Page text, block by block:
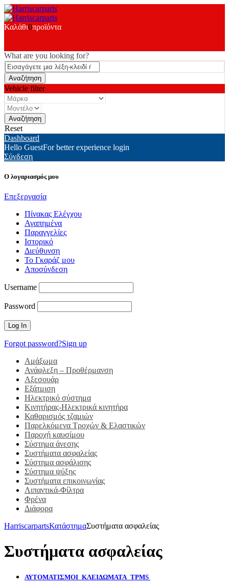
Καλάθι0προϊόντα
What are you looking for?
Vehicle filter
Reset
Dashboard
Hello GuestFor better experience login
Σύνδεση
Ο λογαριασμός μου
Επεξεργασία
Πίνακας Ελέγχου
Αγαπημένα
Παραγγελίες
Ιστορικό
Διεύθυνση
Το Γκαράζ μου
Αποσύνδεση
Username
Password
Forgot password?Sign up
Αμάξωμα
Ανάφλεξη – Προθέρμανση
Αξεσουάρ
Εξάτμιση
Ηλεκτρικό σύστημα
Κινητήρας-Ηλεκτρικά κινητήρα
Καθαρισμός τζαμιών
Παρελκόμενα Τροχών & Ελαστικών
Παροχή καυσίμου
Σύστημα άνεσης
Συστήματα ασφαλείας
Σύστημα ασφάλισης
Σύστημα ψύξης
Συστήματα επικοινωνίας
Λιπαντικά-Φίλτρα
Φρένα
Διάφορα
HarriscarpartsΚατάστημαΣυστήματα ασφαλείας
Συστήματα ασφαλείας
ΑΥΤΟΜΑΤΙΣΜΟΙ_ΚΛΕΙΔΩΜΑΤΑ_ΤPMS